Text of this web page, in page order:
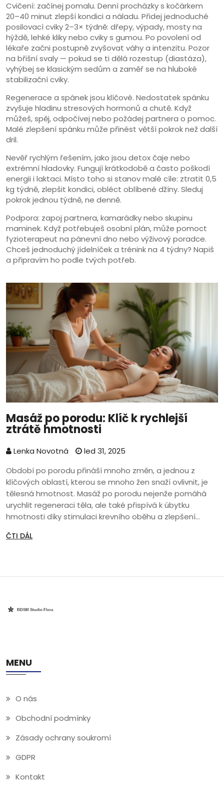
Cvičení: začínej pomalu. Denní procházky s kočárkem
20–40 minut zlepší kondici a náladu. Přidej jednoduché
posilovací cviky 2–3× týdně: dřepy, výpady, mosty na
hýždě, lehké kliky nebo cviky s gumou. Po povolení od
lékaře začni postupně zvyšovat váhy a intenzitu. Pozor
na břišní svaly — pokud se ti dělá rozestup (diastáza),
vyhýbej se klasickým sedům a zaměř se na hluboké
stabilizační cviky.
Regenerace a spánek jsou klíčové. Nedostatek spánku
zvyšuje hladinu stresových hormonů a chutě. Když
můžeš, spěj, odpočívej nebo požádej partnera o pomoc.
Malé zlepšení spánku může přinést větší pokrok než další
dril.
Nevěř rychlým řešením, jako jsou detox čaje nebo
extrémní hladovky. Fungují krátkodobě a často poškodí
energii i laktaci. Místo toho si stanov malé cíle: ztratit 0,5
kg týdně, zlepšit kondici, obléct oblíbené džíny. Sleduj
pokrok jednou týdně, ne denně.
Podpora: zapoj partnera, kamarádky nebo skupinu
maminek. Když potřebuješ osobní plán, může pomoct
fyzioterapeut na pánevní dno nebo výživový poradce.
Chceš jednoduchý jídelníček a trénink na 4 týdny? Napiš
a připravím ho podle tvých potřeb.
Masáž po porodu: Klíč k rychlejší
ztrátě hmotnosti
Lenka Novotná
led 31, 2025
Období po porodu přináší mnoho změn, a jednou z
klíčových oblastí, kterou se mnoho žen snaží ovlivnit, je
tělesná hmotnost. Masáž po porodu nejenže pomáhá
urychlit regeneraci těla, ale také přispívá k úbytku
hmotnosti díky stimulaci krevního oběhu a zlepšení
masáže přinášejí, když podporují relaxaci a zmírňují stres.
váze.
ČTI DÁL
MENU
O nás
Obchodní podmínky
Zásady ochrany soukromí
GDPR
Kontakt